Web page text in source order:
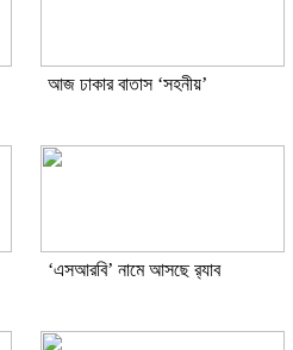
আজ ঢাকার বাতাস ‘সহনীয়’
‘এসআরবি’ নামে আসছে র‌্যাব